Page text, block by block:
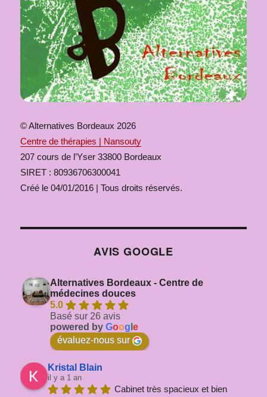
© Alternatives Bordeaux 2026
Centre de thérapies | Nansouty
207 cours de l’Yser 33800 Bordeaux
SIRET : 80936706300041
Créé le 04/01/2016 | Tous droits réservés.
AVIS GOOGLE
Alternatives Bordeaux - Centre de
médecines douces
5.0
Basé sur 26 avis
powered byGoog le
évaluez-nous sur
Kristal Blain
il y a 1 an
Cabinet très spacieux et bien